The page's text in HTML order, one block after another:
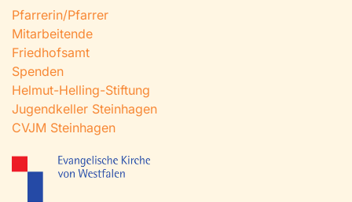
Pfarrerin/Pfarrer
Mitarbeitende
Friedhofsamt
Spenden
Helmut-Helling-Stiftung
Jugendkeller Steinhagen
CVJM Steinhagen